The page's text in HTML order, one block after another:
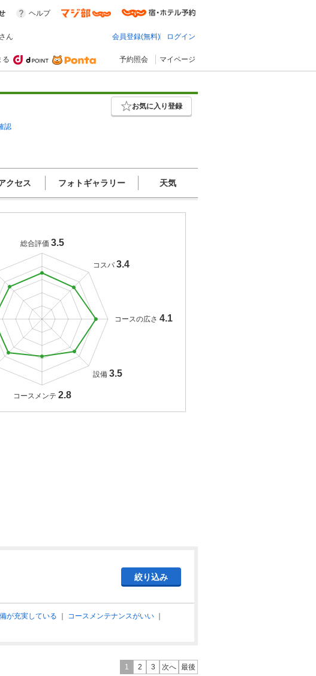
ヘルプ
さん 会員登録(無料) ログイン
る 予約照会 マイページ
お気に入り登録
認
クセス フォトギャラリー 天気
総合評価 3.5
コスパ 3.4
コースの広さ 4.1
設備 3.5
コースメンテ 2.8
が充実している コースメンテナンスがいい
1 2 3 次へ 最後